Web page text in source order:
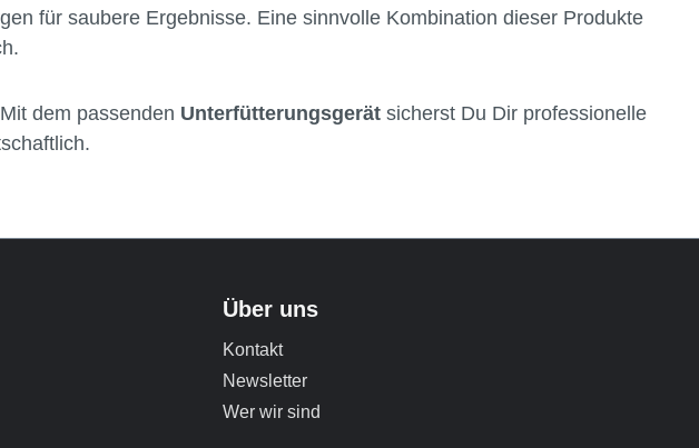
für saubere Ergebnisse. Eine sinnvolle Kombination dieser Produkte
dem passenden Unterfütterungsgerät sicherst Du Dir professionelle
Über uns
Kontakt
Newsletter
Wer wir sind